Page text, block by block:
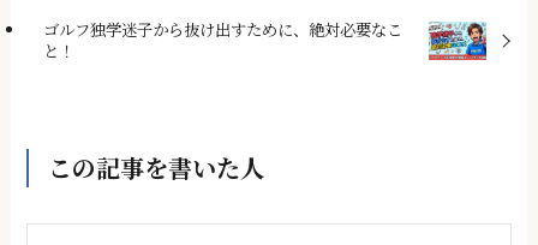
ゴルフ独学迷子から抜け出すために、絶対必要なこ
と！
この記事を書いた人